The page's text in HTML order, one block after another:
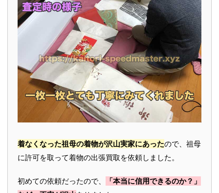
着なくなった祖母の着物が沢山実家にあったので、祖母
に許可を取って着物の出張買取を依頼しました。
初めての依頼だったので、
「本当に信用できるのか？」